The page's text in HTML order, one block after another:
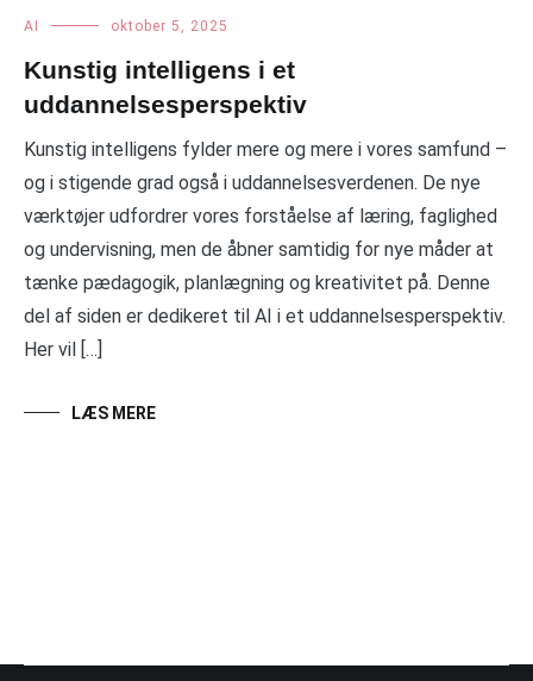
AI oktober 5, 2025
Kunstig intelligens i et
uddannelsesperspektiv
Kunstig intelligens fylder mere og mere i vores samfund –
og i stigende grad også i uddannelsesverdenen. De nye
værktøjer udfordrer vores forståelse af læring, faglighed
og undervisning, men de åbner samtidig for nye måder at
tænke pædagogik, planlægning og kreativitet på. Denne
del af siden er dedikeret til AI i et uddannelsesperspektiv.
Her vil […]
LÆS MERE